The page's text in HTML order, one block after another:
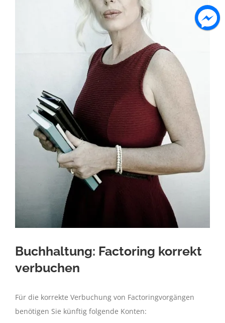
Buchhaltung: Factoring korrekt
verbuchen
Für die korrekte Verbuchung von Factoringvorgängen
benötigen Sie künftig folgende Konten: